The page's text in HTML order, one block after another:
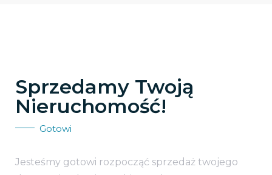
Sprzedamy Twoją
Nieruchomość!
Gotowi
Jesteśmy gotowi rozpocząć sprzedaż twojego